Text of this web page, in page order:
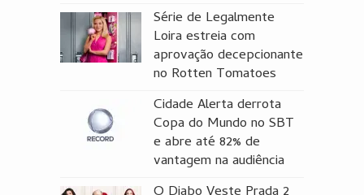
Série de Legalmente
Loira estreia com
aprovação decepcionante
no Rotten Tomatoes
Cidade Alerta derrota
Copa do Mundo no SBT
e abre até 82% de
vantagem na audiência